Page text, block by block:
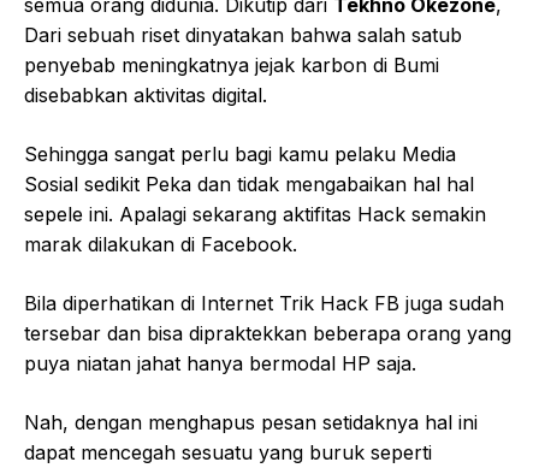
Dari sebuah riset dinyatakan bahwa salah satub
penyebab meningkatnya jejak karbon di Bumi
disebabkan aktivitas digital.
Sehingga sangat perlu bagi kamu pelaku Media
Sosial sedikit Peka dan tidak mengabaikan hal hal
sepele ini. Apalagi sekarang aktifitas Hack semakin
marak dilakukan di Facebook.
Bila diperhatikan di Internet Trik Hack FB juga sudah
tersebar dan bisa dipraktekkan beberapa orang yang
puya niatan jahat hanya bermodal HP saja.
Nah, dengan menghapus pesan setidaknya hal ini
dapat mencegah sesuatu yang buruk seperti